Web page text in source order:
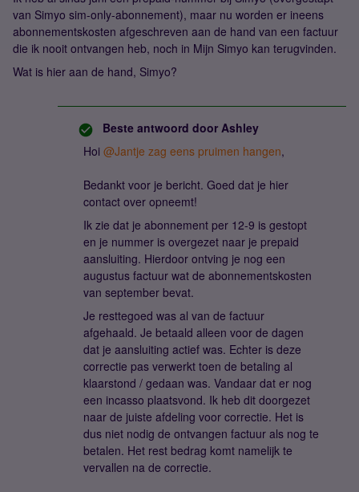
van Simyo sim-only-abonnement), maar nu worden er ineens
abonnementskosten afgeschreven aan de hand van een factuur
die ik nooit ontvangen heb, noch in Mijn Simyo kan terugvinden.
Wat is hier aan de hand, Simyo?
Beste antwoord door Ashley
Hoi @Jantje zag eens pruimen hangen,
Bedankt voor je bericht. Goed dat je hier
contact over opneemt!
Ik zie dat je abonnement per 12-9 is gestopt
en je nummer is overgezet naar je prepaid
aansluiting. Hierdoor ontving je nog een
augustus factuur wat de abonnementskosten
van september bevat.
Je resttegoed was al van de factuur
afgehaald. Je betaald alleen voor de dagen
dat je aansluiting actief was. Echter is deze
correctie pas verwerkt toen de betaling al
klaarstond / gedaan was. Vandaar dat er nog
een incasso plaatsvond. Ik heb dit doorgezet
naar de juiste afdeling voor correctie. Het is
dus niet nodig de ontvangen factuur als nog te
betalen. Het rest bedrag komt namelijk te
vervallen na de correctie.